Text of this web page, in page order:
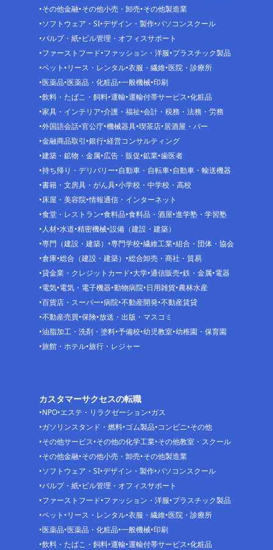
その他金融 その他小売・卸売 その他製造業
ソフトウェア・SI デザイン・製作 パソコンスクール
パルプ・紙 ビル管理・オフィスサポート
ファーストフード ファッション・洋服 プラスチック製品
ペット リース・レンタル 衣服・繊維 医院・診療所
医薬品 医薬品・化粧品 一般機械 印刷
飲料・たばこ・飼料 運輸 運輸付帯サービス 化粧品
家具・インテリア 介護・福祉 会計・税務・法務・労務
外国語会話 官公庁 機械器具 喫茶店 居酒屋・バー
金融商品取引 銀行 経営コンサルティング
建築・鉱物・金属 広告・販促 鉱業 歯医者
持ち帰り・デリバリー 自動車・自転車 自動車・輸送機器
書籍・文房具・がん具 小学校・中学校・高校
床屋・美容院 情報通信・インターネット
食堂・レストラン 食料品 食料品・酒屋 進学塾・学習塾
人材 水道 精密機械 設備（建設・建築）
専門（建設・建築）
専門学校 繊維工業 組合・団体・協会
倉庫 総合（建設・建築）
総合卸売・商社・貿易
貸金業・クレジットカード 大学 通信販売 鉄・金属 電器
電気 電気・電子機器 動物病院 日用雑貨 農林水産
百貨店・スーパー 病院 不動産開発 不動産賃貸
不動産売買 保険 放送・出版・マスコミ
油脂加工・洗剤・塗料 予備校 幼児教室 幼稚園・保育園
旅館・ホテル 旅行・レジャー
カスタマーサクセスの転職
NPO エステ・リラクゼーション ガス
ガソリンスタンド・燃料 ゴム製品 コンビニ その他
その他サービス その他の化学工業 その他教室・スクール
その他金融 その他小売・卸売 その他製造業
ソフトウェア・SI デザイン・製作 パソコンスクール
パルプ・紙 ビル管理・オフィスサポート
ファーストフード ファッション・洋服 プラスチック製品
ペット リース・レンタル 衣服・繊維 医院・診療所
医薬品 医薬品・化粧品 一般機械 印刷
飲料・たばこ・飼料 運輸 運輸付帯サービス 化粧品